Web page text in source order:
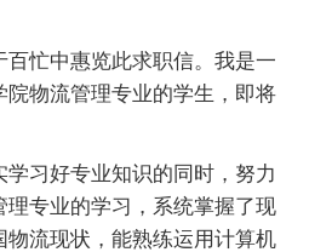
百忙中惠览此求职信。我是一
物流管理专业的学生，即将
习好专业知识的同时，努力
专业的学习，系统掌握了现
流现状，能熟练运用计算机